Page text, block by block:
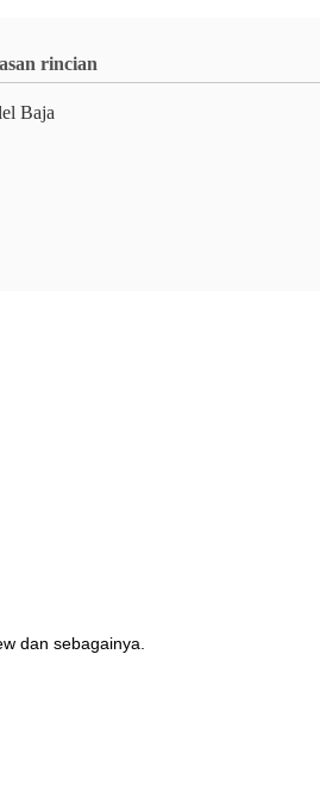
rincian
Baja
dan sebagainya.